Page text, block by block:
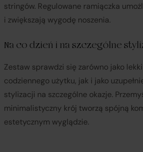
stringów. Regulowane ramiączka
i zwiększają wygodę noszenia.
Na co dzień i na szczególne
Zestaw sprawdzi się zarówno jako
codziennego użytku, jak i jako
stylizacji na szczególne okazje.
minimalistyczny krój tworzą spójną
estetycznym wyglądzie.